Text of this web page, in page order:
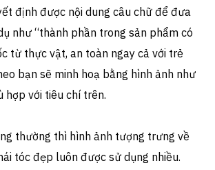
định được nội dung câu chữ để đưa
như “thành phần trong sản phẩm có
từ thực vật, an toàn ngay cả với trẻ
bạn sẽ minh hoạ bằng hình ảnh như
hợp với tiêu chí trên.
thường thì hình ảnh tượng trưng về
tóc đẹp luôn được sử dụng nhiều.